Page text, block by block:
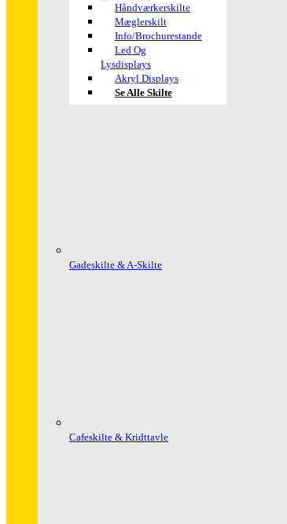
Håndværkerskilte
Mæglerskilt
Info/brochurestande
Led Og
Lysdisplays
Akryl Displays
Se Alle Skilte
Gadeskilte & A-Skilte
Cafeskilte & Kridttavle